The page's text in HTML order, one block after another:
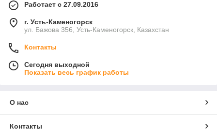
Работает с 27.09.2016
г. Усть-Каменогорск
ул. Бажова 356, Усть-Каменогорск, Казахстан
Контакты
Сегодня выходной
Показать весь график работы
О нас
Контакты